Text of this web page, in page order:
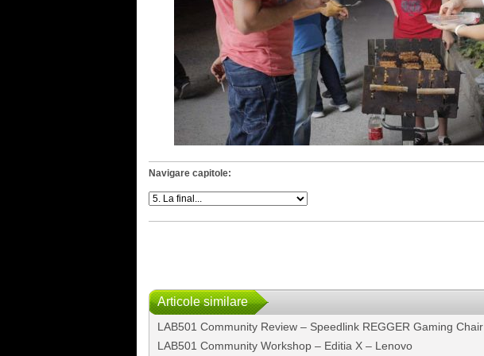
Navigare capitole:
Articole similare
LAB501 Community Review – Speedlink REGGER Gaming Chair
LAB501 Community Workshop – Editia X – Lenovo